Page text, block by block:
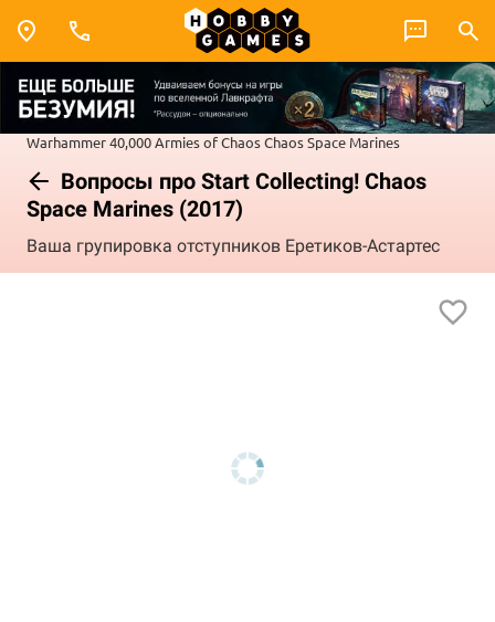
Warhammer 40,000Armies of ChaosChaos Space Marines
Вопросы про Start Collecting! Chaos
Space Marines (2017)
Ваша групировка отступников Еретиков-Астартес